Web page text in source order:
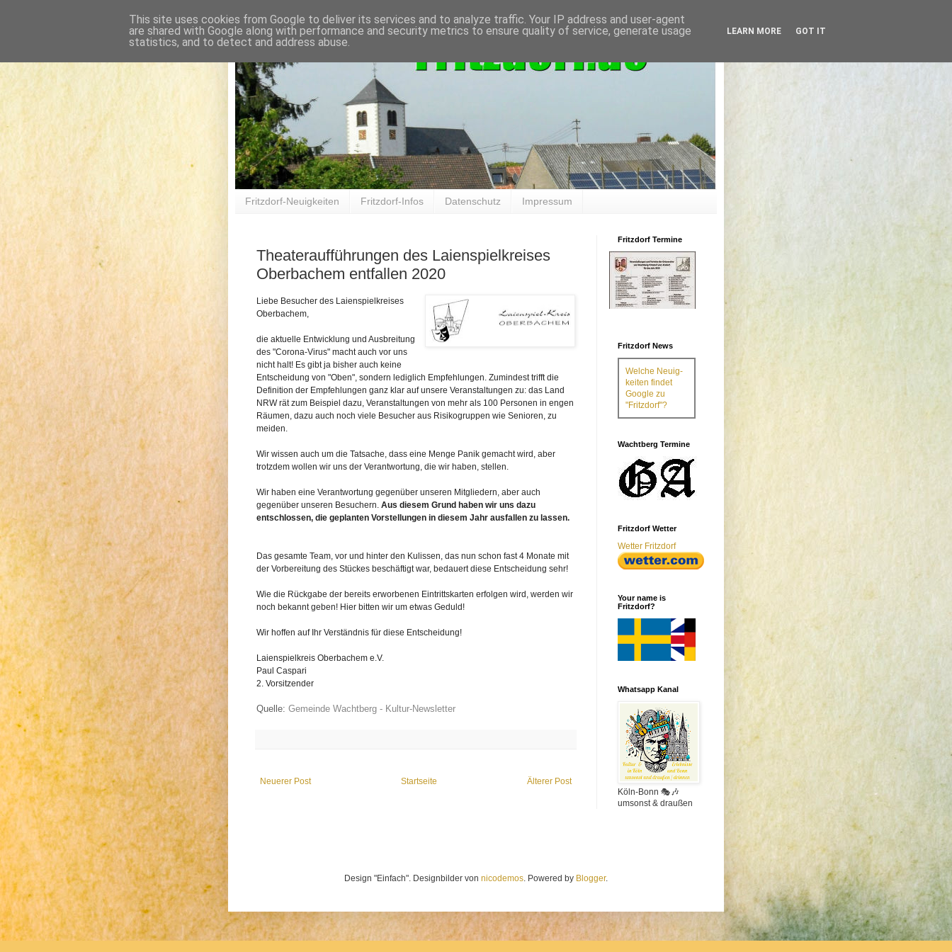
Fritzdorf-Neuigkeiten Fritzdorf-Infos Datenschutz Impressum
Theateraufführungen des Laienspielkreises
Oberbachem entfallen 2020
Liebe Besucher des Laienspielkreises
Oberbachem,
die aktuelle Entwicklung und Ausbreitung
des "Corona-Virus" macht auch vor uns
nicht halt! Es gibt ja bisher auch keine
Entscheidung von "Oben", sondern lediglich Empfehlungen. Zumindest trifft die
Definition der Empfehlungen ganz klar auf unsere Veranstaltungen zu: das Land
NRW rät zum Beispiel dazu, Veranstaltungen von mehr als 100 Personen in engen
Räumen, dazu auch noch viele Besucher aus Risikogruppen wie Senioren, zu
meiden.
Wir wissen auch um die Tatsache, dass eine Menge Panik gemacht wird, aber
trotzdem wollen wir uns der Verantwortung, die wir haben, stellen.
Wir haben eine Verantwortung gegenüber unseren Mitgliedern, aber auch
gegenüber unseren Besuchern. Aus diesem Grund haben wir uns dazu
entschlossen, die geplanten Vorstellungen in diesem Jahr ausfallen zu lassen.
Das gesamte Team, vor und hinter den Kulissen, das nun schon fast 4 Monate mit
der Vorbereitung des Stückes beschäftigt war, bedauert diese Entscheidung sehr!
Wie die Rückgabe der bereits erworbenen Eintrittskarten erfolgen wird, werden wir
noch bekannt geben! Hier bitten wir um etwas Geduld!
Wir hoffen auf Ihr Verständnis für diese Entscheidung!
Laienspielkreis Oberbachem e.V.
Paul Caspari
2. Vorsitzender
Quelle: Gemeinde Wachtberg - Kultur-Newsletter
Neuerer Post Älterer Post
Startseite
Fritzdorf Termine
Fritzdorf News
Welche Neuig-
keiten findet
Google zu
"Fritzdorf"?
Wachtberg Termine
Fritzdorf Wetter
Wetter Fritzdorf
Your name is
Fritzdorf?
Whatsapp Kanal
Köln-Bonn 🎭🎶
umsonst & draußen
Design "Einfach". Designbilder von nicodemos . Powered by Blogger.
This site uses cookies from Google to deliver its services and to analyze traffic. Your IP address and user-agent
are shared with Google along with performance and security metrics to ensure quality of service, generate usage
statistics, and to detect and address abuse.
LEARN MORE GOT IT